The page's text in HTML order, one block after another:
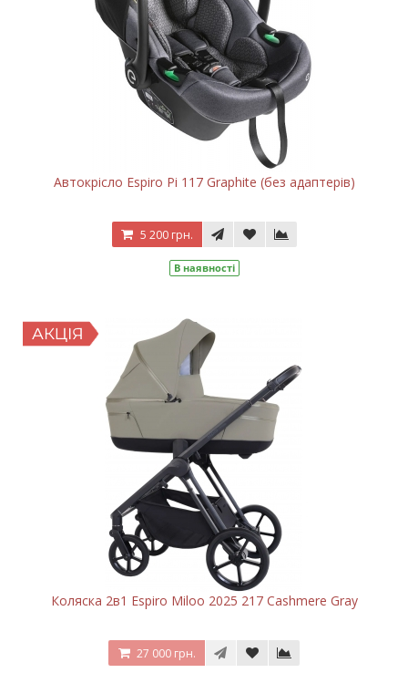
Автокрісло Espiro Pi 117 Graphite (без адаптерів)
5 200 грн.
В наявності
Коляска 2в1 Espiro Miloo 2025 217 Cashmere Gray
27 000 грн.